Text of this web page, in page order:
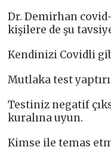
Dr. Demirhan
kişilere de şu
Kendinizi Covidli
Mutlaka test
Testiniz negatif
kuralına uyun.
Kimse ile temas